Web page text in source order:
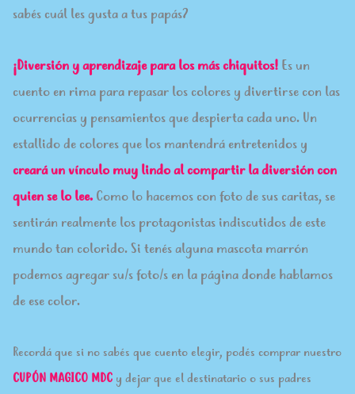
sabés cuál les gusta a tus papás?
¡Diversión y aprendizaje para los más chiquitos!Es un
cuento en rima para repasar los colores y divertirse con las
ocurrencias y pensamientos que despierta cada uno. Un
estallido de colores que los mantendrá entretenidos y
creará un vínculo muy lindo al compartir la diversión con
quien se lo lee. Como lo hacemos con foto de sus caritas, se
sentirán realmente los protagonistas indiscutidos de este
mundo tan colorido. Si tenés alguna mascota marrón
podemos agregar su/s foto/s en la página donde hablamos
de ese color.
Recordá que si no sabés que cuento elegir, podés comprar nuestro
CUPÓN MAGICO MDC y dejar que el destinatario o sus padres